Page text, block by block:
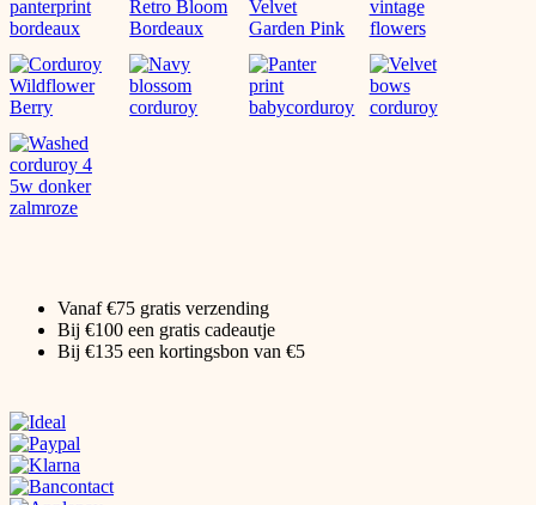
Vanaf €75 gratis verzending
Bij €100 een gratis cadeautje
Bij €135 een kortingsbon van €5